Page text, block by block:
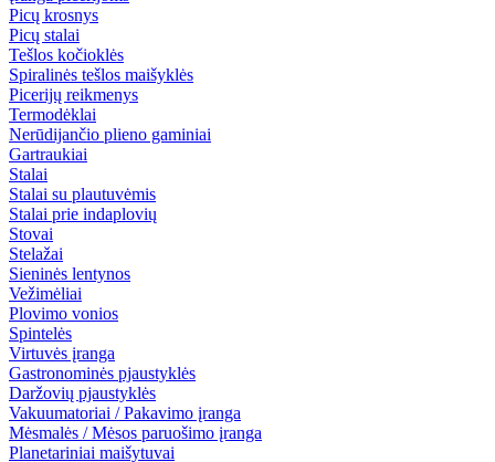
Picų krosnys
Picų stalai
Tešlos kočioklės
Spiralinės tešlos maišyklės
Picerijų reikmenys
Termodėklai
Nerūdijančio plieno gaminiai
Gartraukiai
Stalai
Stalai su plautuvėmis
Stalai prie indaplovių
Stovai
Stelažai
Sieninės lentynos
Vežimėliai
Plovimo vonios
Spintelės
Virtuvės įranga
Gastronominės pjaustyklės
Daržovių pjaustyklės
Vakuumatoriai / Pakavimo įranga
Mėsmalės / Mėsos paruošimo įranga
Planetariniai maišytuvai